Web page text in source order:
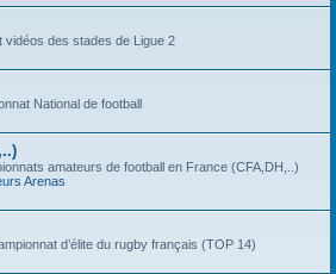
h
r
vidéos des stades de Ligue 2
National de football
amateurs de football en France (CFA,DH,..)
Arenas
d’élite du rugby français (TOP 14)